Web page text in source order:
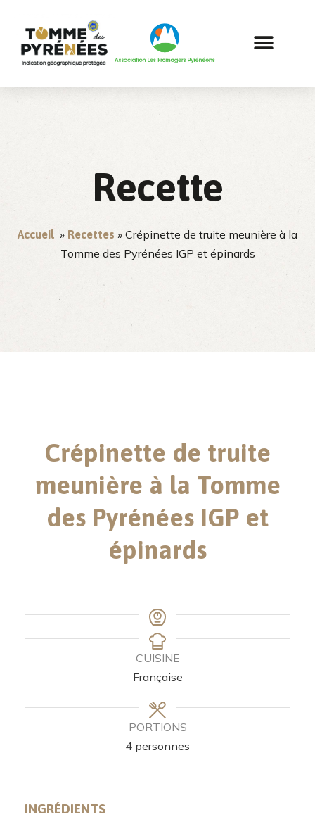
Recette
Accueil » Recettes » Crépinette de truite meunière à la
Tomme des Pyrénées IGP et épinards
Crépinette de truite
meunière à la Tomme
des Pyrénées IGP et
épinards
CUISINE
Française
PORTIONS
4 personnes
INGRÉDIENTS